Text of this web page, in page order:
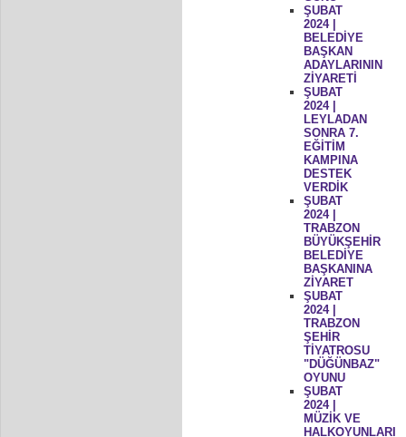
ŞUBAT
2024 |
BELEDİYE
BAŞKAN
ADAYLARININ
ZİYARETİ
ŞUBAT
2024 |
LEYLADAN
SONRA 7.
EĞİTİM
KAMPINA
DESTEK
VERDİK
ŞUBAT
2024 |
TRABZON
BÜYÜKŞEHİR
BELEDİYE
BAŞKANINA
ZİYARET
ŞUBAT
2024 |
TRABZON
ŞEHİR
TİYATROSU
"DÜĞÜNBAZ"
OYUNU
ŞUBAT
2024 |
MÜZİK VE
HALKOYUNLARI